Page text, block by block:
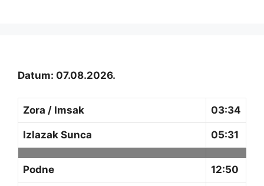
Datum: 07.08.2026.
Zora / Imsak 03:34
Izlazak Sunca 05:31
Podne 12:50